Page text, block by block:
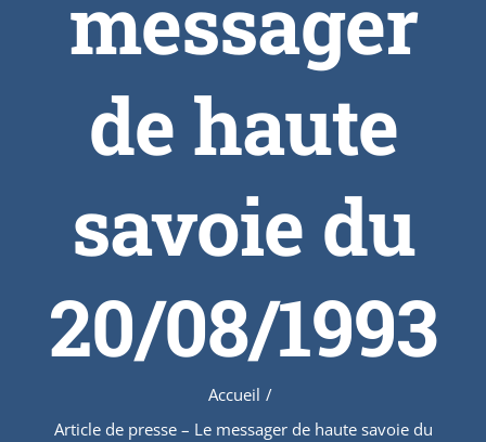
messager
de haute
savoie du
20/08/1993
Accueil /
Article de presse – Le messager de haute savoie du